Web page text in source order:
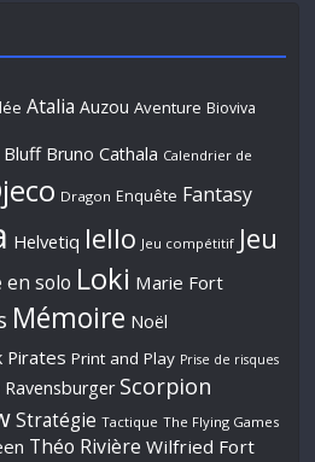
Atalia Auzou Aventure Bioviva
Bluff Bruno Cathala Calendrier de
Dragon Enquête Fantasy
Helvetiq Iello Jeu compétitif Jeu
en solo Loki Marie Fort
Mémoire Noël
Pirates Print and Play Prise de risques
Ravensburger Scorpion
Stratégie Tactique The Flying Games
Théo Rivière Wilfried Fort